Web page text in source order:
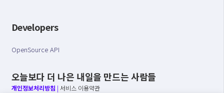
Developers
OpenSource API
오늘보다 더 나은 내일을 만드는 사람들
개인정보처리방침 | 서비스 이용약관